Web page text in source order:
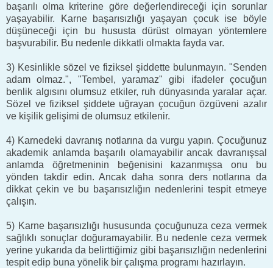
başarılı olma kriterine göre değerlendireceği için sorunlar
yaşayabilir. Karne başarısızlığı yaşayan çocuk ise böyle
düşüneceği için bu hususta dürüst olmayan yöntemlere
başvurabilir. Bu nedenle dikkatli olmakta fayda var.
3) Kesinlikle sözel ve fiziksel şiddette bulunmayın. "Senden
adam olmaz.", "Tembel, yaramaz" gibi ifadeler çocuğun
benlik algısını olumsuz etkiler, ruh dünyasında yaralar açar.
Sözel ve fiziksel şiddete uğrayan çocuğun özgüveni azalır
ve kişilik gelişimi de olumsuz etkilenir.
4) Karnedeki davranış notlarına da vurgu yapın. Çocuğunuz
akademik anlamda başarılı olamayabilir ancak davranışsal
anlamda öğretmeninin beğenisini kazanmışsa onu bu
yönden takdir edin. Ancak daha sonra ders notlarına da
dikkat çekin ve bu başarısızlığın nedenlerini tespit etmeye
çalışın.
5) Karne başarısızlığı hususunda çocuğunuza ceza vermek
sağlıklı sonuçlar doğuramayabilir. Bu nedenle ceza vermek
yerine yukarıda da belirttiğimiz gibi başarısızlığın nedenlerini
tespit edip buna yönelik bir çalışma programı hazırlayın.